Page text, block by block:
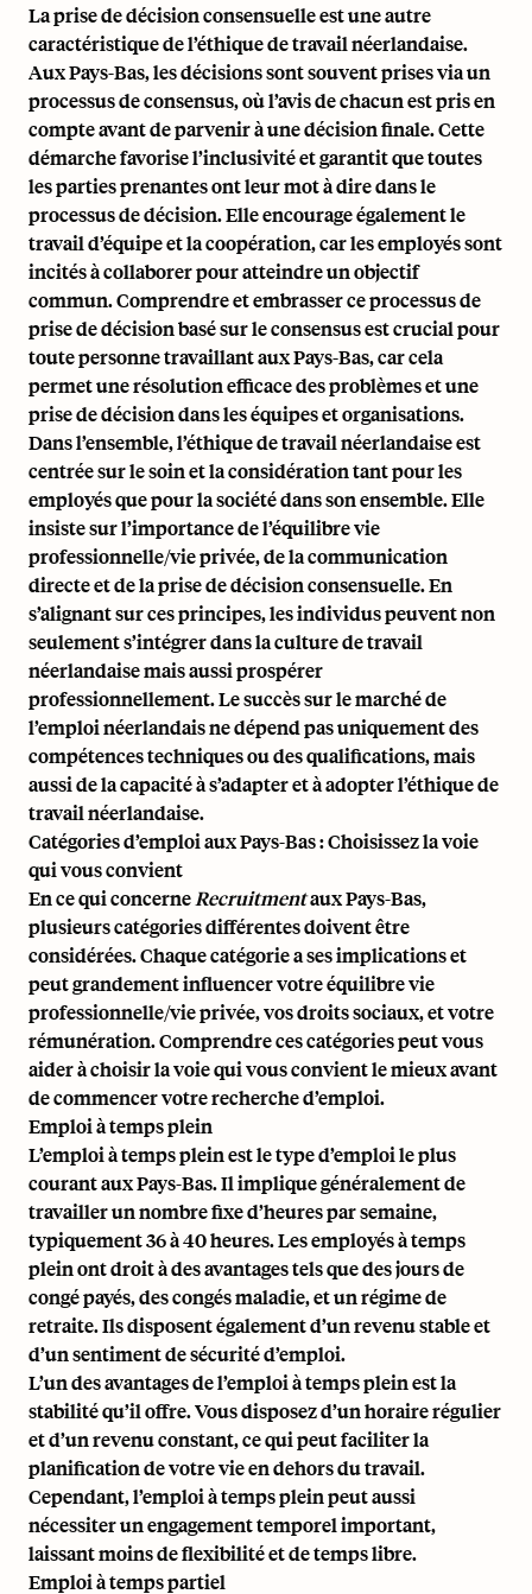
La prise de décision consensuelle est une autre
caractéristique de l’éthique de travail néerlandaise.
Aux Pays-Bas, les décisions sont souvent prises via un
processus de consensus, où l’avis de chacun est pris en
compte avant de parvenir à une décision finale. Cette
démarche favorise l’inclusivité et garantit que toutes
les parties prenantes ont leur mot à dire dans le
processus de décision. Elle encourage également le
travail d’équipe et la coopération, car les employés sont
incités à collaborer pour atteindre un objectif
commun. Comprendre et embrasser ce processus de
prise de décision basé sur le consensus est crucial pour
toute personne travaillant aux Pays-Bas, car cela
permet une résolution efficace des problèmes et une
prise de décision dans les équipes et organisations.
Dans l’ensemble, l’éthique de travail néerlandaise est
centrée sur le soin et la considération tant pour les
employés que pour la société dans son ensemble. Elle
insiste sur l’importance de l’équilibre vie
professionnelle/vie privée, de la communication
directe et de la prise de décision consensuelle. En
s’alignant sur ces principes, les individus peuvent non
seulement s’intégrer dans la culture de travail
néerlandaise mais aussi prospérer
professionnellement. Le succès sur le marché de
l’emploi néerlandais ne dépend pas uniquement des
compétences techniques ou des qualifications, mais
aussi de la capacité à s’adapter et à adopter l’éthique de
travail néerlandaise.
Catégories d’emploi aux Pays-Bas : Choisissez la voie
qui vous convient
En ce qui concerne Recruitmentaux Pays-Bas,
plusieurs catégories différentes doivent être
considérées. Chaque catégorie a ses implications et
peut grandement influencer votre équilibre vie
professionnelle/vie privée, vos droits sociaux, et votre
rémunération. Comprendre ces catégories peut vous
aider à choisir la voie qui vous convient le mieux avant
de commencer votre recherche d’emploi.
Emploi à temps plein
L’emploi à temps plein est le type d’emploi le plus
courant aux Pays-Bas. Il implique généralement de
travailler un nombre fixe d’heures par semaine,
typiquement 36 à 40 heures. Les employés à temps
plein ont droit à des avantages tels que des jours de
congé payés, des congés maladie, et un régime de
retraite. Ils disposent également d’un revenu stable et
d’un sentiment de sécurité d’emploi.
L’un des avantages de l’emploi à temps plein est la
stabilité qu’il offre. Vous disposez d’un horaire régulier
et d’un revenu constant, ce qui peut faciliter la
planification de votre vie en dehors du travail.
Cependant, l’emploi à temps plein peut aussi
nécessiter un engagement temporel important,
laissant moins de flexibilité et de temps libre.
Emploi à temps partiel